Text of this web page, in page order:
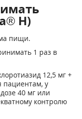
H)
пищи.
1 раз в
12,5 мг +
пациентам, у
40 мг или
контролю